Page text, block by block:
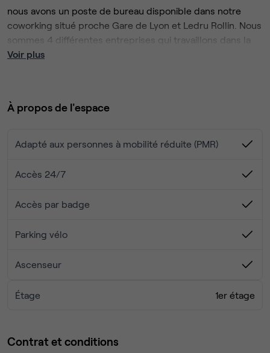
nous avons un poste de bureau disponible dans notre
coworking situé proche Gare de Lyon et Ledru Rollin. Nous
sommes 4 différentes entreprises qui travaillons dans la
bonne humeur, qui est du coup exigée :-). Cuisine, Frigo à
Voir plus
À propos de l'espace
Adapté aux personnes à mobilité réduite (PMR)
Accès 24/7
Accès par badge
Parking vélo
Ascenseur
Étage 1er étage
Contrat et conditions